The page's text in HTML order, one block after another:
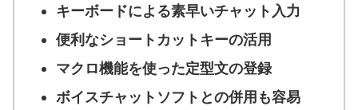
キーボードによる素早いチャット入力
便利なショートカットキーの活用
マクロ機能を使った定型文の登録
ボイスチャットソフトとの併用も容易